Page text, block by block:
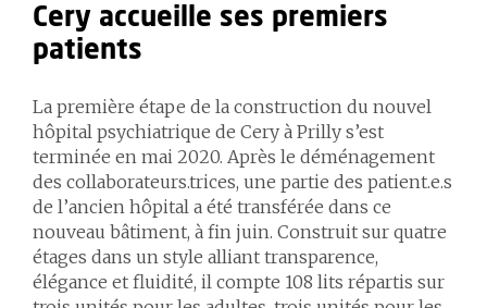
Cery accueille ses premiers
patients
La première étape de la construction du nouvel
hôpital psychiatrique de Cery à Prilly s’est
terminée en mai 2020. Après le déménagement
des collaborateurs.trices, une partie des patient.e.s
de l’ancien hôpital a été transférée dans ce
nouveau bâtiment, à fin juin. Construit sur quatre
étages dans un style alliant transparence,
élégance et fluidité, il compte 108 lits répartis sur